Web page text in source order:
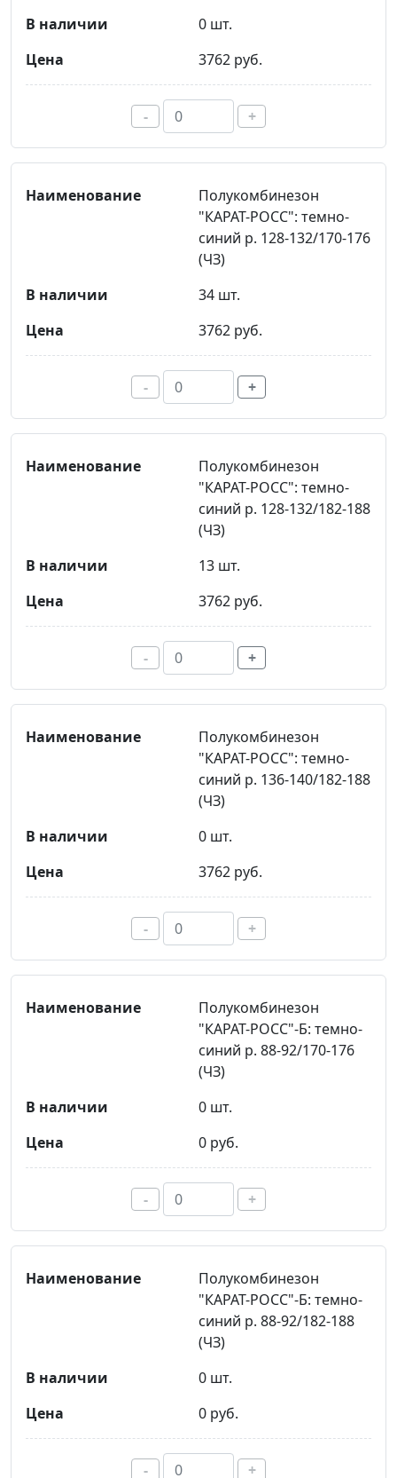
0 шт.
3762 руб.
- +
Полукомбинезон
"КАРАТ-РОСС": темно-
синий р. 128-132/170-176
(ЧЗ)
34 шт.
3762 руб.
- +
Полукомбинезон
"КАРАТ-РОСС": темно-
синий р. 128-132/182-188
(ЧЗ)
13 шт.
3762 руб.
- +
Полукомбинезон
"КАРАТ-РОСС": темно-
синий р. 136-140/182-188
(ЧЗ)
0 шт.
3762 руб.
- +
Полукомбинезон
"КАРАТ-РОСС"-Б: темно-
синий р. 88-92/170-176
(ЧЗ)
0 шт.
0 руб.
- +
Полукомбинезон
"КАРАТ-РОСС"-Б: темно-
синий р. 88-92/182-188
(ЧЗ)
0 шт.
0 руб.
- +